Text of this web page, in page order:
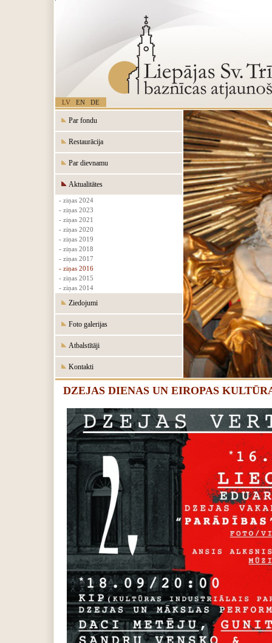
LV EN DE
Par fondu
Restaurācija
Par dievnamu
Aktualitātes
- ziņas 2024
- ziņas 2023
- ziņas 2021
- ziņas 2020
- ziņas 2019
- ziņas 2018
- ziņas 2017
- ziņas 2016
- ziņas 2015
- ziņas 2014
Ziedojumi
Foto galerijas
Atbalstītāji
Kontakti
DZEJAS DIENAS UN EIROPAS